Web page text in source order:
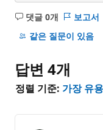
댓글 0개
설
명
음
보고서
같은 질문이 있음
답변 4개
정렬 기준: 가장 유